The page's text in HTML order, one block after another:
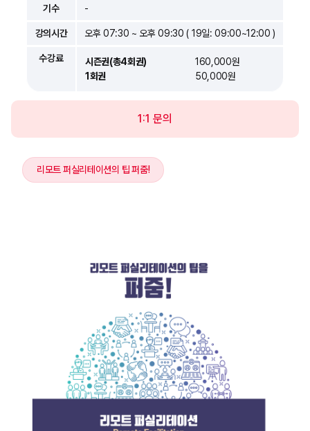
기수 -
강의시간 오후 07:30 ~ 오후 09:30 ( 19일: 09:00~12:00 )
수강료 시즌권(총4회권)
160,000원
1회권
50,000원
1:1 문의
리모트 퍼실리테이션의 팁 퍼줌!